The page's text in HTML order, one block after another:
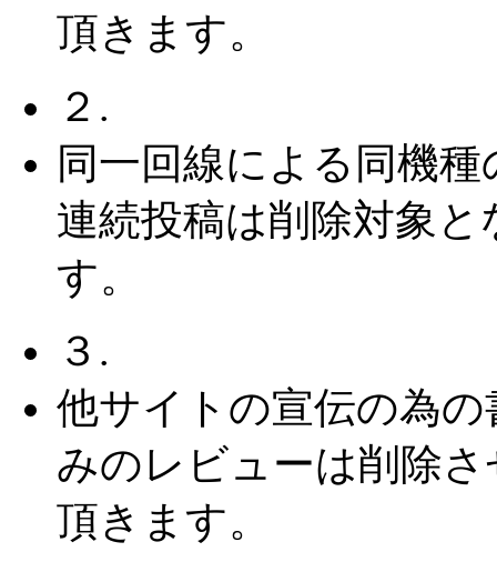
頂きます。
２.
同一回線による同機種
連続投稿は削除対象と
す。
３.
他サイトの宣伝の為の
みのレビューは削除さ
頂きます。